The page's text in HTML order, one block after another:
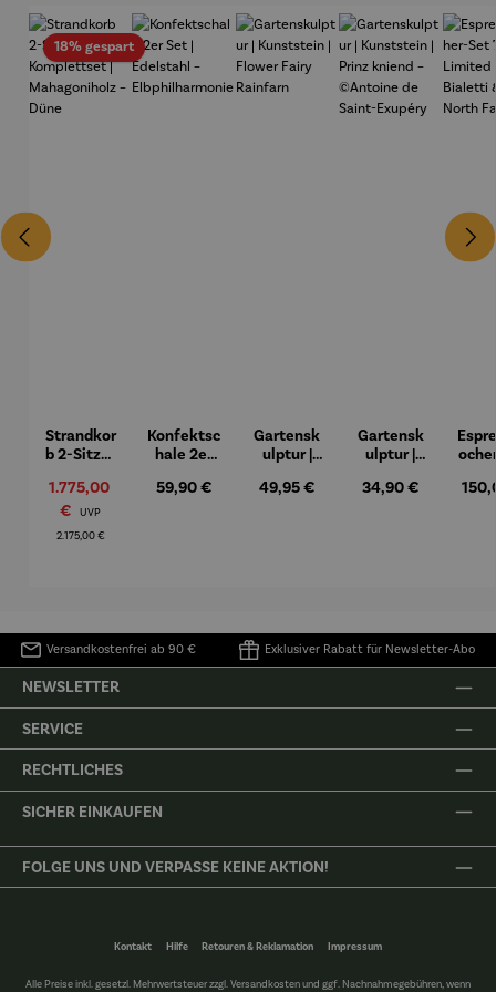
18% gespartRabatt
Strandkor
b 2-Sitzer
set |
Mahagoni
holz –
Verkaufspreis:
1.775,00
€
UVP
2.175,00 €
Konfektsc
hale 2er
Edelstahl
Regulärer Preis:
59,90 €
Gartensk
ulptur |
n | Flower
Regulärer Preis:
49,95 €
Gartensk
ulptur |
n | Prinz
Regulärer Preis:
34,90 €
Versandkostenfrei ab 90 € Exklusiver Rabatt für Newsletter-Abo
NEWSLETTER
SERVICE
RECHTLICHES
SICHER EINKAUFEN
FOLGE UNS UND VERPASSE KEINE AKTION!
Kontakt Hilfe Retouren & Reklamation Impressum
Alle Preise inkl. gesetzl. Mehrwertsteuer zzgl. Versandkostenund ggf. Nachnahmegebühren, wenn